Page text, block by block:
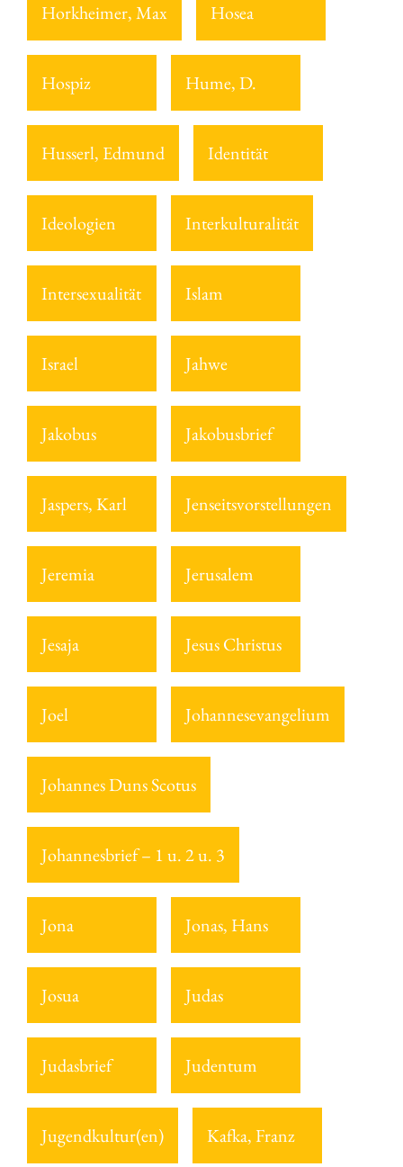
Horkheimer, Max Hosea
Hospiz Hume, D.
Husserl, Edmund Identität
Ideologien Interkulturalität
Intersexualität Islam
Israel Jahwe
Jakobus Jakobusbrief
Jaspers, Karl Jenseitsvorstellungen
Jeremia Jerusalem
Jesaja Jesus Christus
Joel Johannesevangelium
Johannes Duns Scotus
Johannesbrief – 1 u. 2 u. 3
Jona Jonas, Hans
Josua Judas
Judasbrief Judentum
Jugendkultur(en) Kafka, Franz